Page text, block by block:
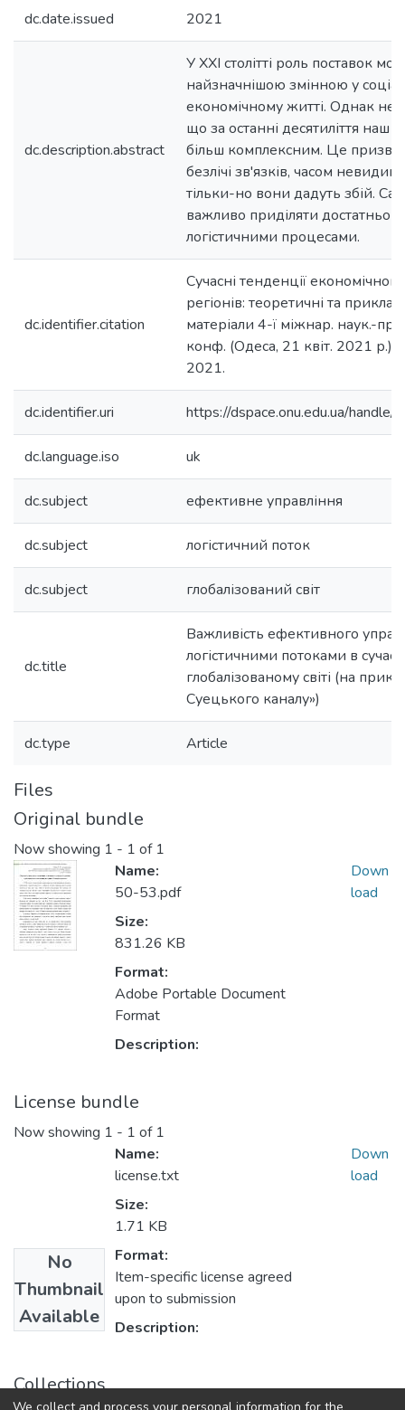
dc.date.issued 2021
dc.description.abstract
У XXI столітті роль поставок
найзначнішою змінною у
економічному житті. Однак не
що за останні десятиліття наш
більш комплексним. Це
безлічі зв'язків, часом
тільки-но вони дадуть збій.
важливо приділяти достатньо
логістичними процесами.
dc.identifier.citation
Сучасні тенденції
регіонів: теоретичні та
матеріали 4-ї міжнар. наук.-
конф. (Одеса, 21 квіт. 2021
2021.
dc.identifier.uri https://dspace.onu.edu.ua/
dc.language.iso uk
dc.subject ефективне управління
dc.subject логістичний поток
dc.subject глобалізований світ
dc.title
Важливість ефективного
логістичними потоками в
глобалізованому світі (на
Суецького каналу»)
dc.type Article
Files
Original bundle
Now showing 1 - 1 of 1
Name:
50-53.pdf
Size:
831.26 KB
Format:
Adobe Portable Document
Format
Description:
Down
load
License bundle
Now showing 1 - 1 of 1
No
Thumbnail
Available
Name:
license.txt
Size:
1.71 KB
Format:
Item-specific license agreed
upon to submission
Description:
Down
load
Collections